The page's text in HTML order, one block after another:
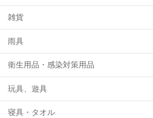
雑貨
雨具
衛生用品・感染対策用品
玩具、遊具
寝具・タオル